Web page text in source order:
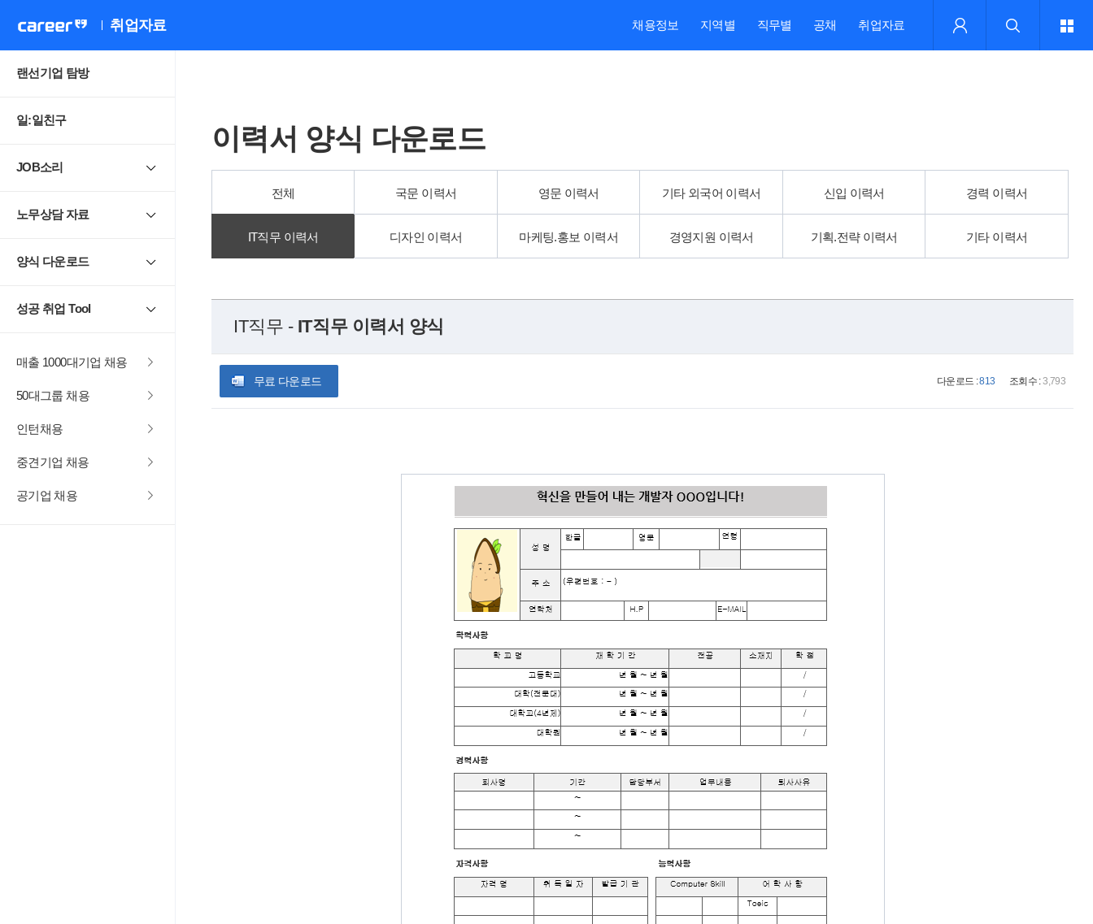
취업자료 채용정보 지역별 직무별 공채 취업자료
랜선기업 탐방
일:일친구
JOB소리
노무상담 자료
양식 다운로드
성공 취업 Tool
매출 1000대기업 채용
50대그룹 채용
인턴채용
중견기업 채용
공기업 채용
이력서 양식 다운로드
전체 국문 이력서 영문 이력서 기타 외국어 이력서 신입 이력서 경력 이력서
IT직무 이력서 디자인 이력서 마케팅.홍보 이력서 경영지원 이력서 기획.전략 이력서 기타 이력서
IT직무 - IT직무 이력서 양식
무료 다운로드 다운로드 :813 조회수 :3,793